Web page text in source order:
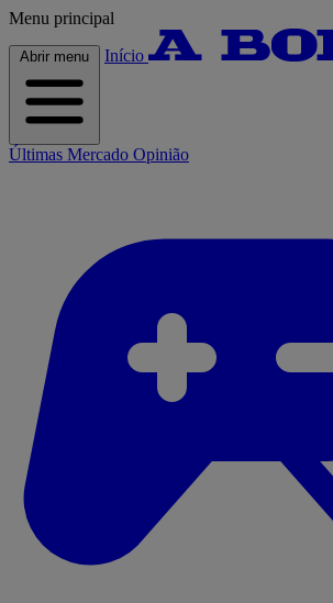
Menu principal
Abrir menu Início
Últimas Mercado Opinião